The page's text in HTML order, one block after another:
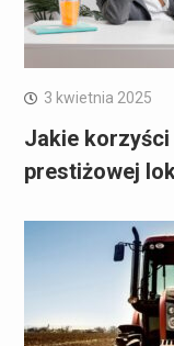
3 kwietnia 2025
Jakie
prestiżowej